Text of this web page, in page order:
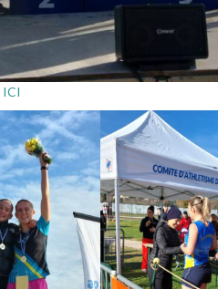
ICI